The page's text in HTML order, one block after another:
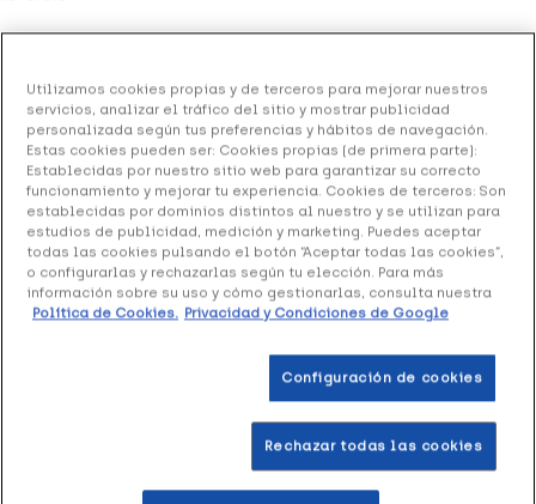
Pedalier de Ejercicios para Brazos y Piernas, 1
35.70 €
Sin stock
+ 71 puntosHealthies
Pedalier de Ejercicios para Brazos y Piernaspermite ejercitar las
extremidades fácilmente estando sentado.
Productos similares
Utilizamos cookies propias y de terceros para mejorar nuestros
servicios, analizar el tráfico del sitio y mostrar publicidad
personalizada según tus preferencias y hábitos de navegación.
Estas cookies pueden ser: Cookies propias (de primera parte):
Establecidas por nuestro sitio web para garantizar su correcto
funcionamiento y mejorar tu experiencia. Cookies de terceros: Son
establecidas por dominios distintos al nuestro y se utilizan para
estudios de publicidad, medición y marketing. Puedes aceptar
todas las cookies pulsando el botón “Aceptar todas las cookies”,
o configurarlas y rechazarlas según tu elección. Para más
información sobre su uso y cómo gestionarlas, consulta nuestra
Política de Cookies. Privacidad y Condiciones de Google
Configuración de cookies
Rechazar todas las cookies